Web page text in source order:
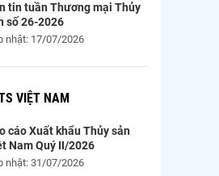
tin tuần Thương mại Thủy
số 26-2026
nhật: 17/07/2026
VIỆT NAM
cáo Xuất khẩu Thủy sản
Nam Quý II/2026
nhật: 31/07/2026